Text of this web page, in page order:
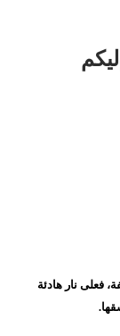
فعلى نار هادئة